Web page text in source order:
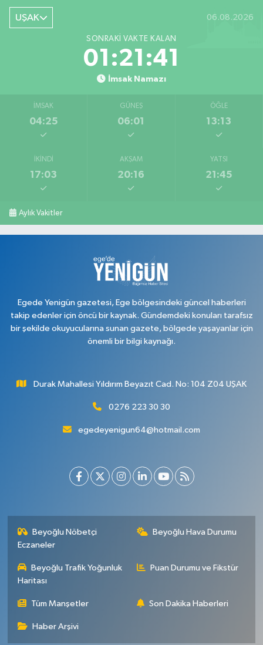
UŞAK 06.08.2026
SONRAKI VAKTE KALAN
01:21:40
İmsak Namazı
İMSAK
04:25
GÜNEŞ
06:01
ÖĞLE
13:13
İKINDI
17:03
AKŞAM
20:16
YATSI
21:45
Aylık Vakitler
Egede Yenigün gazetesi, Ege bölgesindeki güncel haberleri
takip edenler için öncü bir kaynak. Gündemdeki konuları tarafsız
bir şekilde okuyucularına sunan gazete, bölgede yaşayanlar için
önemli bir bilgi kaynağı.
Durak Mahallesi Yıldırım Beyazıt Cad. No: 104 Z04 UŞAK
0276 223 30 30
egedeyenigun64@hotmail.com
Beyoğlu Nöbetçi
Eczaneler
Beyoğlu Hava Durumu
Beyoğlu Trafik Yoğunluk
Haritası
Puan Durumu ve Fikstür
Tüm Manşetler Son Dakika Haberleri
Haber Arşivi